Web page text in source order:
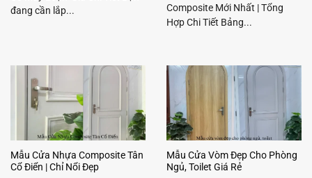
đang cần lắp...
Composite Mới Nhất | Tổng
Hợp Chi Tiết Bảng...
Mẫu Cửa Nhựa Composite Tân
Cổ Điển | Chỉ Nổi Đẹp
Mẫu Cửa Vòm Đẹp Cho Phòng
Ngủ, Toilet Giá Rẻ